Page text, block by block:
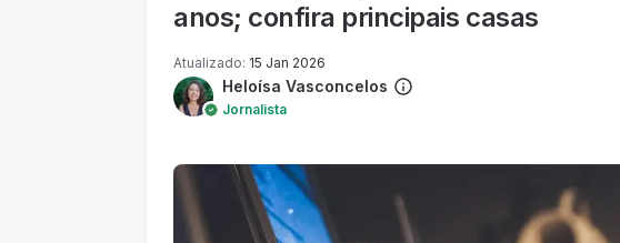
anos; confira principais casas
Atualizado: 15 Jan 2026
Heloísa Vasconcelos
Jornalista